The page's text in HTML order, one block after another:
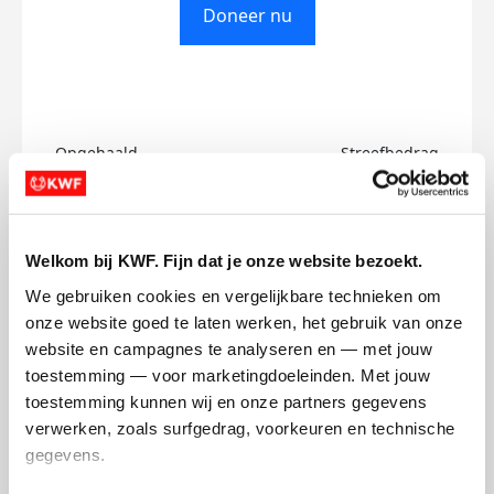
Welkom bij KWF. Fijn dat je onze website bezoekt.
We gebruiken cookies en vergelijkbare technieken om
onze website goed te laten werken, het gebruik van onze
website en campagnes te analyseren en — met jouw
toestemming — voor marketingdoeleinden. Met jouw
toestemming kunnen wij en onze partners gegevens
verwerken, zoals surfgedrag, voorkeuren en technische
gegevens.
Doneer nu
Opgehaald
€0
Streefbedrag
€750
Katy's badges